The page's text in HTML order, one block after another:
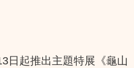
日起推出主題特展《龜山